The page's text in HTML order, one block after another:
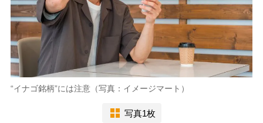
“イナゴ銘柄”には注意（写真：イメージマート）
写真1枚